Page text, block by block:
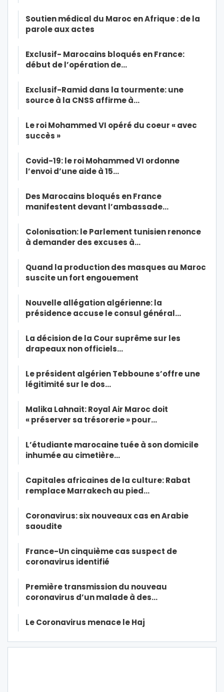
Soutien médical du Maroc en Afrique : de la
parole aux actes
Exclusif- Marocains bloqués en France:
début de l’opération de…
Exclusif-Ramid dans la tourmente: une
source à la CNSS affirme à…
Le roi Mohammed VI opéré du coeur « avec
succès »
Covid-19: le roi Mohammed VI ordonne
l’envoi d’une aide à 15…
Des Marocains bloqués en France
manifestent devant l’ambassade…
Colonisation: le Parlement tunisien renonce
à demander des excuses à…
Quand la production des masques au Maroc
suscite un fort engouement
Nouvelle allégation algérienne: la
présidence accuse le consul général…
La décision de la Cour suprême sur les
drapeaux non officiels…
Le président algérien Tebboune s’offre une
légitimité sur le dos…
Malika Lahnait: Royal Air Maroc doit
« préserver sa trésorerie » pour…
L’étudiante marocaine tuée à son domicile
inhumée au cimetière…
Capitales africaines de la culture: Rabat
remplace Marrakech au pied…
Coronavirus: six nouveaux cas en Arabie
saoudite
France-Un cinquième cas suspect de
coronavirus identifié
Première transmission du nouveau
coronavirus d’un malade à des…
Le Coronavirus menace le Haj